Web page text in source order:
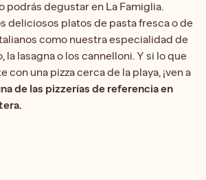
podrás degustar en La Famiglia.
deliciosos platos de pasta fresca o de
como nuestra especialidad de
la lasagna o los cannelloni. Y si lo que
una pizza cerca de la playa, ¡ven a
de las pizzerías de referencia en